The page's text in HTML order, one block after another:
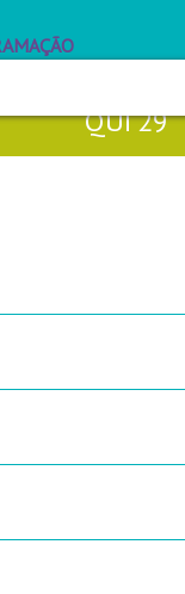
QUI29